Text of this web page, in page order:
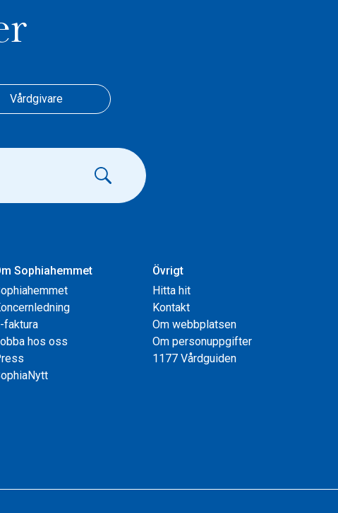
Vårdgivare
Sophiahemmet
faktura
hos oss
Övrigt
Hitta hit
Kontakt
Om webbplatsen
Om personuppgifter
1177 Vårdguiden